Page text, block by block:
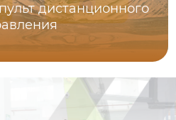
дистанционного